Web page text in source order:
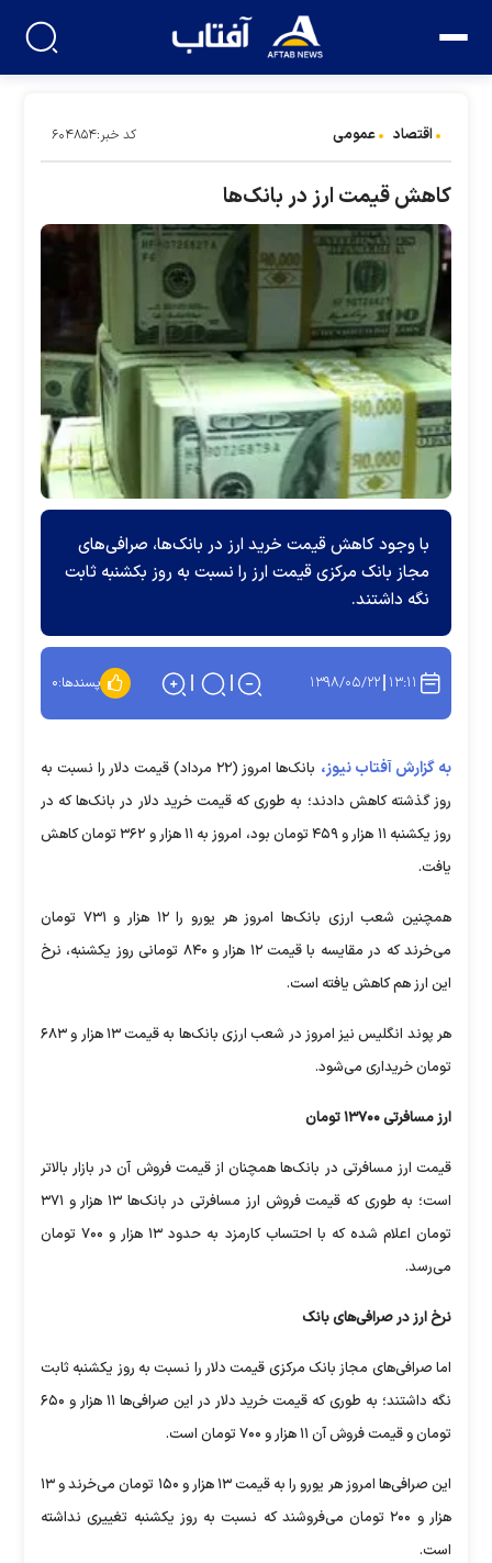
اقتصاد عمومی کد خبر:۶۰۴۸۵۴
کاهش قیمت ارز در بانک‌ها
با وجود کاهش قیمت خرید ارز در بانک‌ها، صرافی‌های
مجاز بانک مرکزی قیمت ارز را نسبت به روز بکشنبه ثابت
نگه داشتند.
۱۳:۱۱ ۱۳۹۸/۰۵/۲۲ پسندها:۰
به گزارش آفتاب نیوز،
بانک‌ها امروز (۲۲ مرداد) قیمت دلار را نسبت به
روز گذشته کاهش دادند؛ به طوری که قیمت خرید دلار در بانک‌ها که در
روز یکشنبه ۱۱ هزار و ۴۵۹ تومان بود، امروز به ۱۱ هزار و ۳۶۲ تومان کاهش
یافت.
همچنین شعب ارزی بانک‌ها امروز هر یورو را ۱۲ هزار و ۷۳۱ تومان
می‌خرند که در مقایسه با قیمت ۱۲ هزار و ۸۴۰ تومانی روز یکشنبه، نرخ
این ارز هم کاهش یافته است.
هر پوند انگلیس نیز امروز در شعب ارزی بانک‌ها به قیمت ۱۳ هزار و ۶۸۳
تومان خریداری می‌شود.
ارز مسافرتی ۱۳۷۰۰ تومان
قیمت ارز مسافرتی در بانک‌ها همچنان از قیمت فروش آن در بازار بالاتر
است؛ به طوری که قیمت فروش ارز مسافرتی در بانک‌ها ۱۳ هزار و ۳۷۱
تومان اعلام شده که با احتساب کارمزد به حدود ۱۳ هزار و ۷۰۰ تومان
می‌رسد.
نرخ ارز در صرافی‌های بانک
اما صرافی‌های مجاز بانک مرکزی قیمت دلار را نسبت به روز یکشنبه ثابت
نگه داشتند؛ به طوری که قیمت خرید دلار در این صرافی‌ها ۱۱ هزار و ۶۵۰
تومان و قیمت فروش آن ۱۱ هزار و ۷۰۰ تومان است.
این صرافی‌ها امروز هر یورو را به قیمت ۱۳ هزار و ۱۵۰ تومان می‌خرند و ۱۳
هزار و ۲۰۰ تومان می‌فروشند که نسبت به روز یکشنبه تغییری نداشته
است.